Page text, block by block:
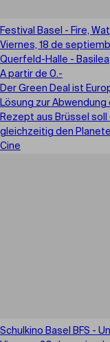
Festival Basel - Fire,
Viernes, 18 de
Querfeld-Halle - Basilea
A partir de 0.-
Der Green Deal ist
Lösung zur
Rezept aus Brüssel
gleichzeitig den
Cine
Schulkino Basel BFS -